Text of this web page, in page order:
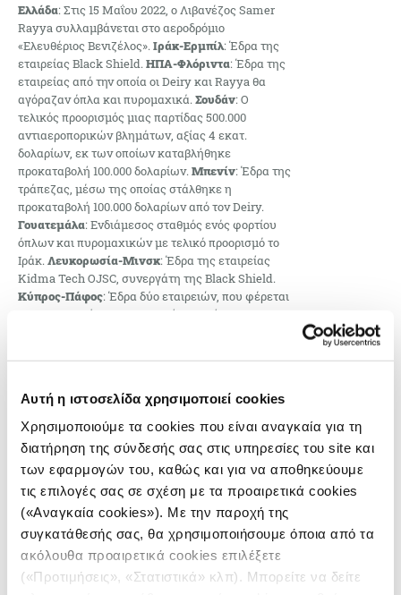
Αυτή η ιστοσελίδα χρησιμοποιεί cookies
Χρησιμοποιούμε τα cookies που είναι αναγκαία για τη
διατήρηση της σύνδεσής σας στις υπηρεσίες του site και
των εφαρμογών του, καθώς και για να αποθηκεύουμε
τις επιλογές σας σε σχέση με τα προαιρετικά cookies
(«Αναγκαία cookies»). Με την παροχή της
συγκατάθεσής σας, θα χρησιμοποιήσουμε όποια από τα
ακόλουθα προαιρετικά cookies επιλέξετε
(«Προτιμήσεις», «Στατιστικά» κλπ). Μπορείτε να δείτε
Ελλάδα: Στις 15 Μαΐου 2022, ο Λιβανέζος Samer
Rayya συλλαμβάνεται στο αεροδρόμιο
«Ελευθέριος Βενιζέλος».Ιράκ-Ερμπίλ: Έδρα της
εταιρείας Black Shield.ΗΠΑ-Φλόριντα: Έδρα της
εταιρείας από την οποία οι Deiry και Rayya θα
αγόραζαν όπλα και πυρομαχικά.Σουδάν: Ο
τελικός προορισμός μιας παρτίδας 500.000
αντιαεροπορικών βλημάτων, αξίας 4 εκατ.
δολαρίων, εκ των οποίων καταβλήθηκε
προκαταβολή 100.000 δολαρίων.Μπενίν: Έδρα της
τράπεζας, μέσω της οποίας στάλθηκε η
προκαταβολή 100.000 δολαρίων από τον Deiry.
Γουατεμάλα: Ενδιάμεσος σταθμός ενός φορτίου
όπλων και πυρομαχικών με τελικό προορισμό το
Ιράκ.Λευκορωσία-Μινσκ: Έδρα της εταιρείας
Kidma Tech OJSC, συνεργάτη της Black Shield.
Κύπρος-Πάφος: Έδρα δύο εταιρειών, που φέρεται
να λειτουργούσαν ως εταιρείες-βιτρίνα του
Για τη Μέση Ανατολή μέσω… Λουκασένκο
Τον Απρίλιο του 2024, οι ΗΠΑ επέβαλαν κυρώσεις
στην Black Shield και στους Deiry και Rayya, τους
οποίους χαρακτηρίζουν ως διευθυντικά στελέχη της
ιρακινής εταιρείας. Σύμφωνα με τηνανακοίνωσητου
Γραφείου Ελέγχου Ξένων Περιουσιών του
αμερικανικού Υπουργείου Οικονομικών (OFAC), η
Black Shield συνεργαζόταν με τη λευκορωσική
εταιρεία Kidma Tech OJSC στο Μινσκ, για την